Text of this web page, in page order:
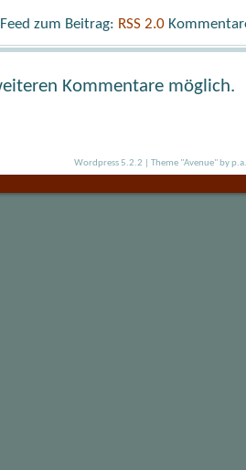
Feed zum Beitrag: RSS 2.0
Kommentare möglich.
Wordpress 5.2.2 Theme "Avenue" by